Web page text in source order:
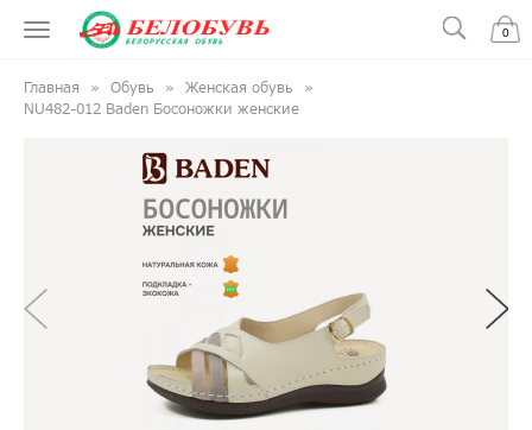
0
Главная Обувь
Женская обувь
NU482-012 Baden Босоножки женские